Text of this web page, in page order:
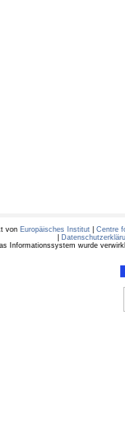
von Europäisches Institut
Centre
Informationssystem wurde